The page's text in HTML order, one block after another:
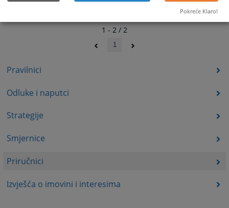
Pravilnici
Odluke i naputci
Strategije
Smjernice
Priručnici
Izvješća o imovini i interesima
1 - 2 / 2
1
Pokreće Klaro!